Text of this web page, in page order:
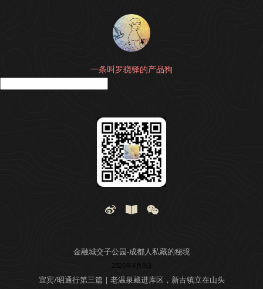
一条叫罗骁驿的产品狗
金融城交子公园-成都人私藏的秘境
2026年4月9日
宜宾/昭通行第三篇 | 老温泉藏进库区，新古镇立在山头